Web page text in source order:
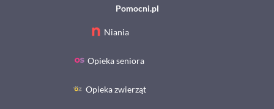
Niania
Opieka seniora
Opieka zwierząt
Pomocni.pl